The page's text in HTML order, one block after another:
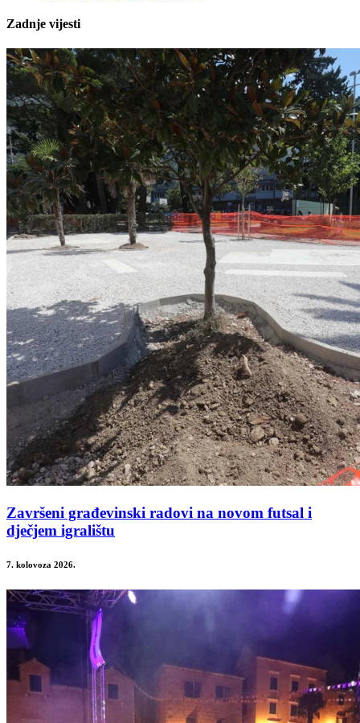
Zadnje vijesti
Završeni građevinski radovi na novom futsal i
dječjem igralištu
7. kolovoza 2026.